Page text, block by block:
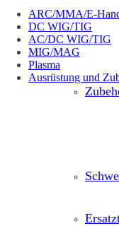
ARC/MMA/E-
DC WIG/TIG
AC/DC WIG/TIG
MIG/MAG
Plasma
Ausrüstung und